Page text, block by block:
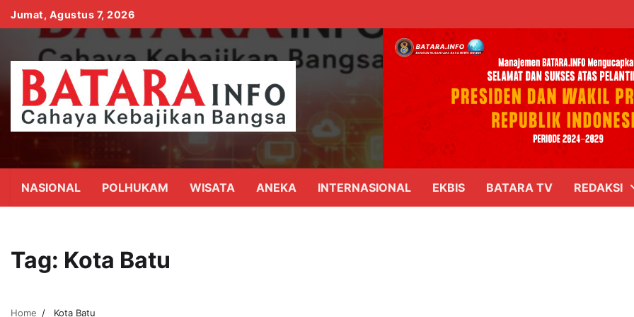
Skip
to
content
Jumat, Agustus 7, 2026
NASIONAL POLHUKAM WISATA ANEKA INTERNASIONAL EKBIS BATARA TV REDAKSI
Tag: Kota Batu
Home Kota Batu